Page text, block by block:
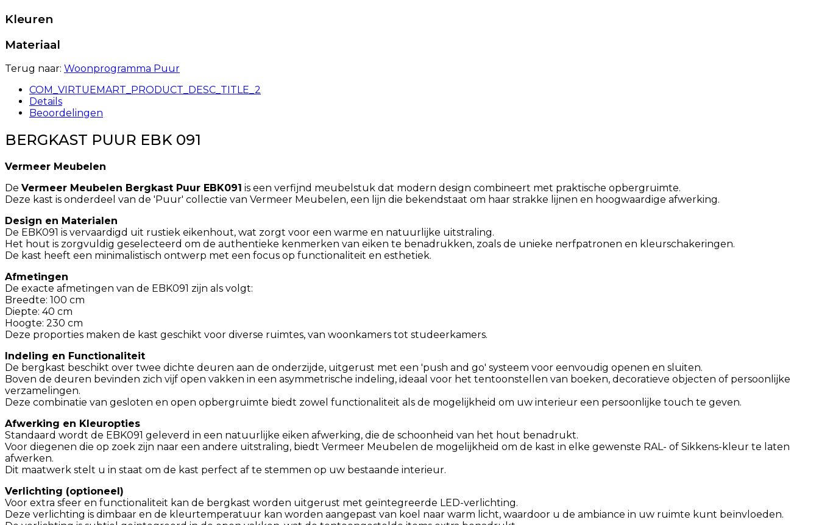
Kleuren
Materiaal
Terug naar: Woonprogramma Puur
COM_VIRTUEMART_PRODUCT_DESC_TITLE_2
Details
Beoordelingen
BERGKAST PUUR EBK 091
Vermeer Meubelen
De Vermeer Meubelen Bergkast Puur EBK091 is een verfijnd meubelstuk dat modern design combineert met praktische opbergruimte.
Deze kast is onderdeel van de 'Puur' collectie van Vermeer Meubelen, een lijn die bekendstaat om haar strakke lijnen en hoogwaardige afwerking.
Design en Materialen
De EBK091 is vervaardigd uit rustiek eikenhout, wat zorgt voor een warme en natuurlijke uitstraling.
Het hout is zorgvuldig geselecteerd om de authentieke kenmerken van eiken te benadrukken, zoals de unieke nerfpatronen en kleurschakeringen.
De kast heeft een minimalistisch ontwerp met een focus op functionaliteit en esthetiek.
Afmetingen
De exacte afmetingen van de EBK091 zijn als volgt:
Breedte: 100 cm
Diepte: 40 cm
Hoogte: 230 cm
Deze proporties maken de kast geschikt voor diverse ruimtes, van woonkamers tot studeerkamers.
Indeling en Functionaliteit
De bergkast beschikt over twee dichte deuren aan de onderzijde, uitgerust met een 'push and go' systeem voor eenvoudig openen en sluiten.
Boven de deuren bevinden zich vijf open vakken in een asymmetrische indeling, ideaal voor het tentoonstellen van boeken, decoratieve objecten of persoonlijke
verzamelingen.
Deze combinatie van gesloten en open opbergruimte biedt zowel functionaliteit als de mogelijkheid om uw interieur een persoonlijke touch te geven.
Afwerking en Kleuropties
Standaard wordt de EBK091 geleverd in een natuurlijke eiken afwerking, die de schoonheid van het hout benadrukt.
Voor diegenen die op zoek zijn naar een andere uitstraling, biedt Vermeer Meubelen de mogelijkheid om de kast in elke gewenste RAL- of Sikkens-kleur te laten
afwerken.
Dit maatwerk stelt u in staat om de kast perfect af te stemmen op uw bestaande interieur.
Verlichting (optioneel)
Voor extra sfeer en functionaliteit kan de bergkast worden uitgerust met geïntegreerde LED-verlichting.
Deze verlichting is dimbaar en de kleurtemperatuur kan worden aangepast van koel naar warm licht, waardoor u de ambiance in uw ruimte kunt beïnvloeden.